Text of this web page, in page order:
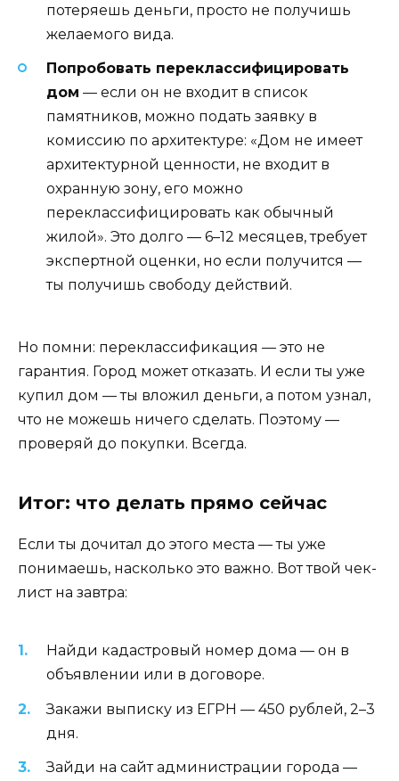
потеряешь деньги, просто не получишь
желаемого вида.
Попробовать переклассифицировать
дом — если он не входит в список
памятников, можно подать заявку в
комиссию по архитектуре: «Дом не имеет
архитектурной ценности, не входит в
охранную зону, его можно
переклассифицировать как обычный
жилой». Это долго — 6–12 месяцев, требует
экспертной оценки, но если получится —
ты получишь свободу действий.
Но помни: переклассификация — это не
гарантия. Город может отказать. И если ты уже
купил дом — ты вложил деньги, а потом узнал,
что не можешь ничего сделать. Поэтому —
проверяй до покупки. Всегда.
Итог: что делать прямо сейчас
Если ты дочитал до этого места — ты уже
понимаешь, насколько это важно. Вот твой чек-
лист на завтра:
Найди кадастровый номер дома — он в
объявлении или в договоре.
Закажи выписку из ЕГРН — 450 рублей, 2–3
дня.
Зайди на сайт администрации города —